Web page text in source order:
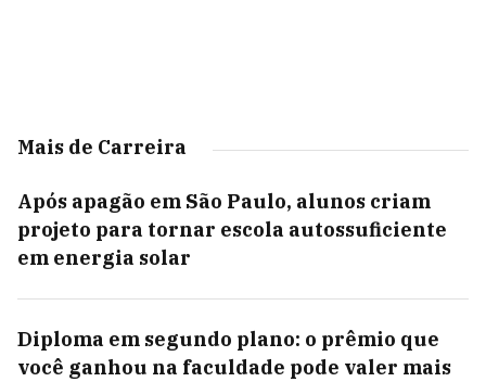
Mais de Carreira
Após apagão em São Paulo, alunos criam
projeto para tornar escola autossuficiente
em energia solar
Diploma em segundo plano: o prêmio que
você ganhou na faculdade pode valer mais